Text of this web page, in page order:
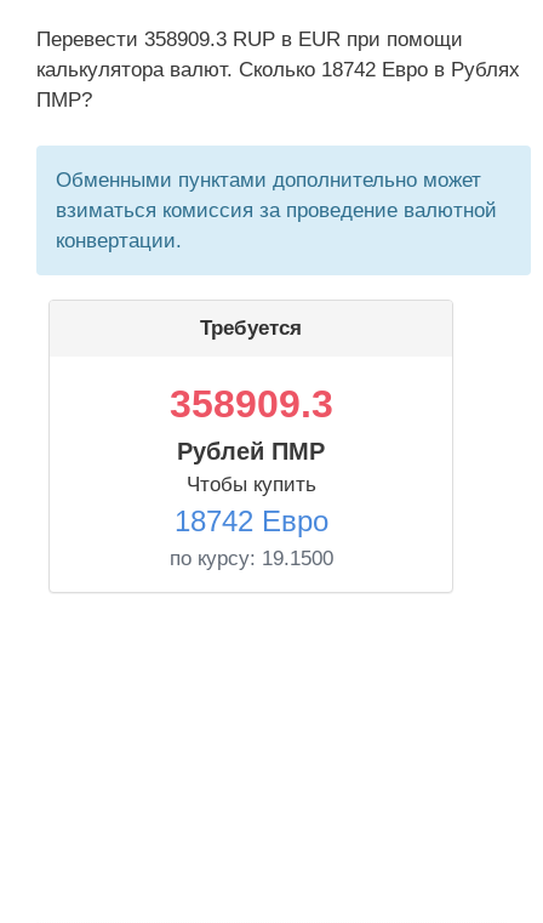
Перевести 358909.3 RUP в EUR при помощи
калькулятора валют. Сколько 18742 Евро в Рублях
ПМР?
Обменными пунктами дополнительно может
взиматься комиссия за проведение валютной
конвертации.
Требуется
358909.3
Рублей ПМР
Чтобы купить
18742 Евро
по курсу: 19.1500